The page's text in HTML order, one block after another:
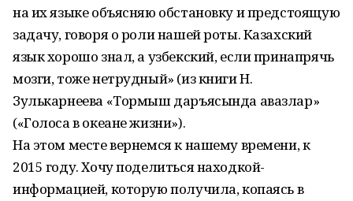
на их языке объясняю обстановку и предстоящую
задачу, говоря о роли нашей роты. Казахский
язык хорошо знал, а узбекский, если принапрячь
мозги, тоже нетрудный» (из книги Н.
Зулькарнеева «Тормыш даръясында авазлар»
(«Голоса в океане жизни»).
На этом месте вернемся к нашему времени, к
2015 году. Хочу поделиться находкой-
информацией, которую получила, копаясь в